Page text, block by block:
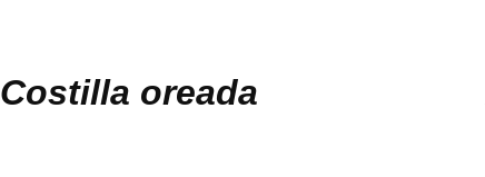
Costilla oreada